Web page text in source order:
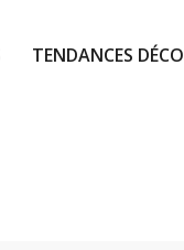
TENDANCES DÉCO